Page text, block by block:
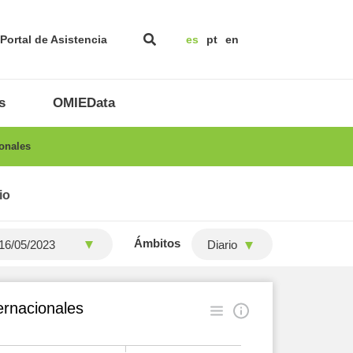
Portal de Asistencia es pt en
OMIEData
Ámbitos Diario